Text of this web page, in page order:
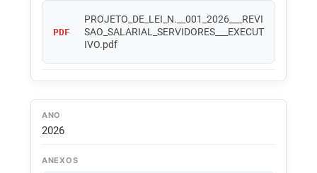
PDF
PROJETO_DE_LEI_N.__001_2026___REVI
SAO_SALARIAL_SERVIDORES___EXECUT
IVO.pdf
ANO
2026
ANEXOS